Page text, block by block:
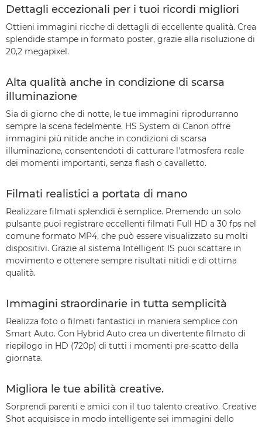
Dettagli eccezionali per i tuoi ricordi migliori
Ottieni immagini ricche di dettagli di eccellente qualità. Crea
splendide stampe in formato poster, grazie alla risoluzione di
20,2 megapixel.
Alta qualità anche in condizione di scarsa
illuminazione
Sia di giorno che di notte, le tue immagini riprodurranno
sempre la scena fedelmente. HS System di Canon offre
immagini più nitide anche in condizioni di scarsa
illuminazione, consentendoti di catturare l'atmosfera reale
dei momenti importanti, senza flash o cavalletto.
Filmati realistici a portata di mano
Realizzare filmati splendidi è semplice. Premendo un solo
pulsante puoi registrare eccellenti filmati Full HD a 30 fps nel
comune formato MP4, che può essere visualizzato su molti
dispositivi. Grazie al sistema Intelligent IS puoi scattare in
movimento e ottenere sempre risultati nitidi e di ottima
qualità.
Immagini straordinarie in tutta semplicità
Realizza foto o filmati fantastici in maniera semplice con
Smart Auto. Con Hybrid Auto crea un divertente filmato di
riepilogo in HD (720p) di tutti i momenti pre-scatto della
giornata.
Migliora le tue abilità creative.
Sorprendi parenti e amici con il tuo talento creativo. Creative
Shot acquisisce in modo intelligente sei immagini dello